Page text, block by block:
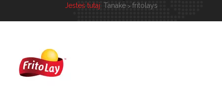
Jesteś tutaj: Tanake> fritolays